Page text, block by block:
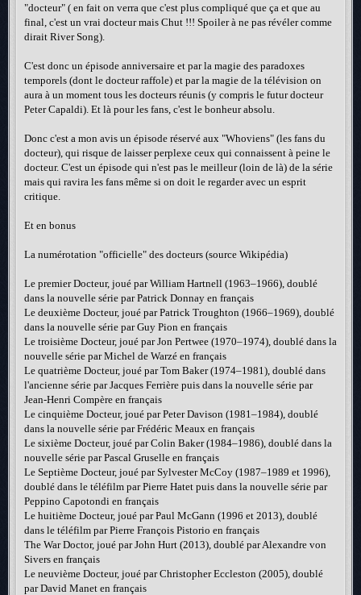
"docteur" ( en fait on verra que c'est plus compliqué que ça et que au
final, c'est un vrai docteur mais Chut !!! Spoiler à ne pas révéler comme
dirait River Song).
C'est donc un épisode anniversaire et par la magie des paradoxes
temporels (dont le docteur raffole) et par la magie de la télévision on
aura à un moment tous les docteurs réunis (y compris le futur docteur
Peter Capaldi). Et là pour les fans, c'est le bonheur absolu.
Donc c'est a mon avis un épisode réservé aux "Whoviens" (les fans du
docteur), qui risque de laisser perplexe ceux qui connaissent à peine le
docteur. C'est un épisode qui n'est pas le meilleur (loin de là) de la série
mais qui ravira les fans même si on doit le regarder avec un esprit
critique.
Et en bonus
La numérotation "officielle" des docteurs (source Wikipédia)
Le premier Docteur, joué par William Hartnell (1963–1966), doublé
dans la nouvelle série par Patrick Donnay en français
Le deuxième Docteur, joué par Patrick Troughton (1966–1969), doublé
dans la nouvelle série par Guy Pion en français
Le troisième Docteur, joué par Jon Pertwee (1970–1974), doublé dans la
nouvelle série par Michel de Warzé en français
Le quatrième Docteur, joué par Tom Baker (1974–1981), doublé dans
l'ancienne série par Jacques Ferrière puis dans la nouvelle série par
Jean-Henri Compère en français
Le cinquième Docteur, joué par Peter Davison (1981–1984), doublé
dans la nouvelle série par Frédéric Meaux en français
Le sixième Docteur, joué par Colin Baker (1984–1986), doublé dans la
nouvelle série par Pascal Gruselle en français
Le Septième Docteur, joué par Sylvester McCoy (1987–1989 et 1996),
doublé dans le téléfilm par Pierre Hatet puis dans la nouvelle série par
Peppino Capotondi en français
Le huitième Docteur, joué par Paul McGann (1996 et 2013), doublé
dans le téléfilm par Pierre François Pistorio en français
The War Doctor, joué par John Hurt (2013), doublé par Alexandre von
Sivers en français
Le neuvième Docteur, joué par Christopher Eccleston (2005), doublé
par David Manet en français